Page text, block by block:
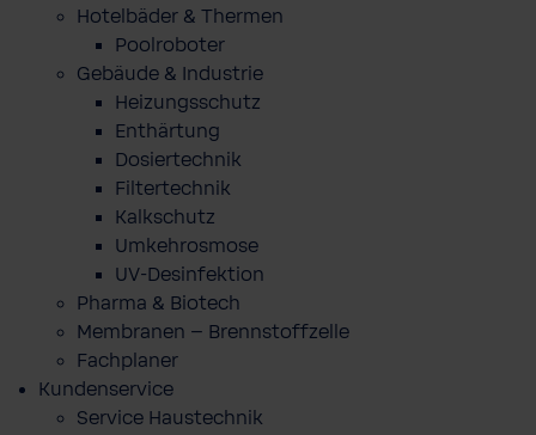
Hotelbäder & Thermen
Poolroboter
Gebäude & Industrie
Heizungsschutz
Enthärtung
Dosiertechnik
Filtertechnik
Kalkschutz
Umkehrosmose
UV-Desinfektion
Pharma & Biotech
Membranen – Brennstoffzelle
Fachplaner
Kundenservice
Service Haustechnik